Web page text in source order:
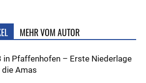
MEHR VOM AUTOR
in Pfaffenhofen – Erste Niederlage
Amas